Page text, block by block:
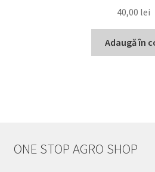
40,00 lei
Adaugă în
ONE STOP AGRO SHOP